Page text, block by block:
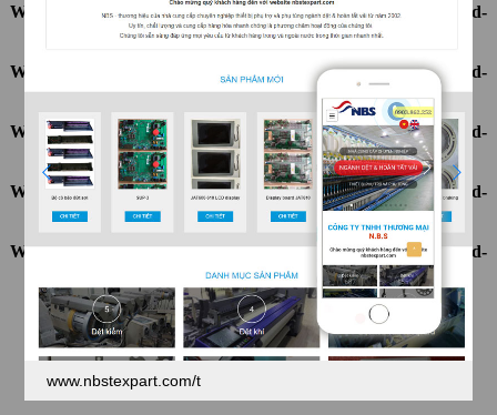
www.nbstexpart.com/t
Warning : Undefined array key "ten" inD:\InetPub\vhosts\ahnpd-
1216.package\thietkeviet\sites.phpon line
Warning : Undefined array key "ten" in
D:\InetPub\vhosts\ahnpd-
1216.package\thietkeviet\sites.php
on line
Warning: Undefined array key "ten" inD:\InetPub\vhosts\ahnpd-
1216.package\thietkeviet\sites.phpon line69
Warning: Undefined array key "ten" inD:\InetPub\vhosts\ahnpd-
1216.package\thietkeviet\sites.phpon line69
Warning: Undefined array key "ten" inD:\InetPub\vhosts\ahnpd-
1216.package\thietkeviet\sites.phpon line69